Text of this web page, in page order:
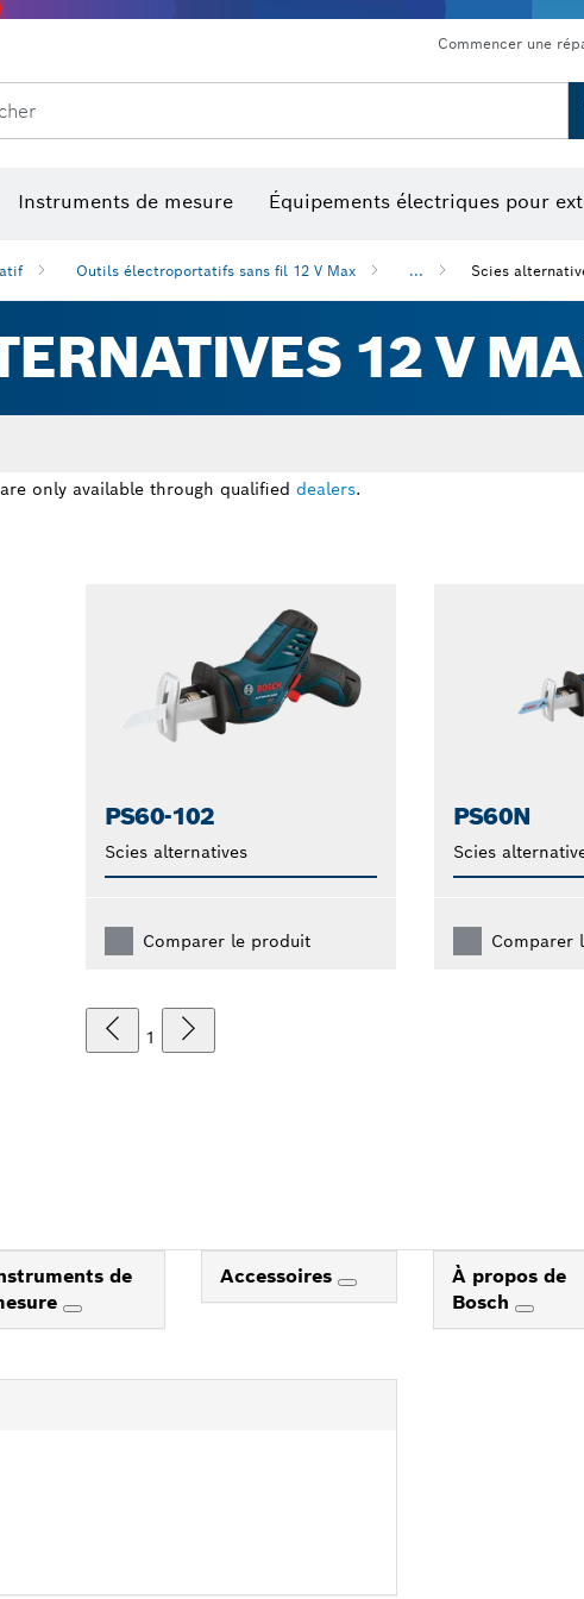
Commencer une
Instruments de mesure Équipements électriques pour
Outils électroportatifs sans fil 12 V Max ... Scies
12 V
only available through qualified dealers.
PS60-102
Scies alternatives
Comparer le produit
PS60N
Scies
Comparer
1
de
Accessoires
À propos de
Bosch